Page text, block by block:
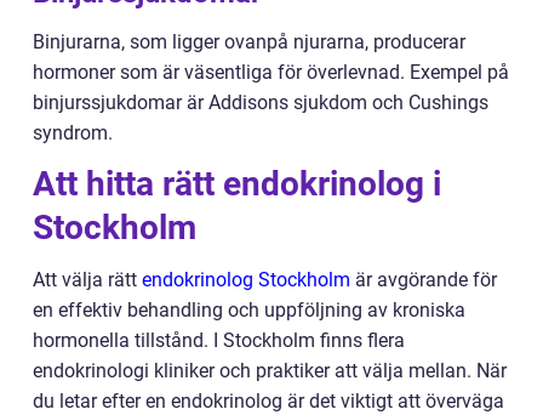
Binjurarna, som ligger ovanpå njurarna, producerar
hormoner som är väsentliga för överlevnad. Exempel på
binjurssjukdomar är Addisons sjukdom och Cushings
syndrom.
Att hitta rätt endokrinolog i
Stockholm
Att välja rätt endokrinolog Stockholm är avgörande för
en effektiv behandling och uppföljning av kroniska
hormonella tillstånd. I Stockholm finns flera
endokrinologi kliniker och praktiker att välja mellan. När
du letar efter en endokrinolog är det viktigt att överväga